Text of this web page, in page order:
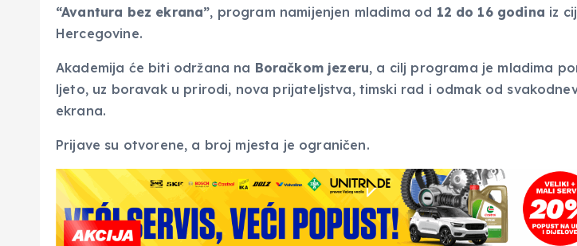
“Avantura bez ekrana”, program namijenjen mladima od 12 do 16 godina iz
Hercegovine.
Akademija će biti održana na Boračkom jezeru, a cilj programa je mladima
ljeto, uz boravak u prirodi, nova prijateljstva, timski rad i odmak od
ekrana.
Prijave su otvorene, a broj mjesta je ograničen.